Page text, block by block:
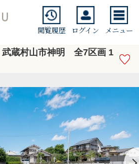
閲覧履歴 ログイン メニュー
蔵村山市神明 全7区画 1